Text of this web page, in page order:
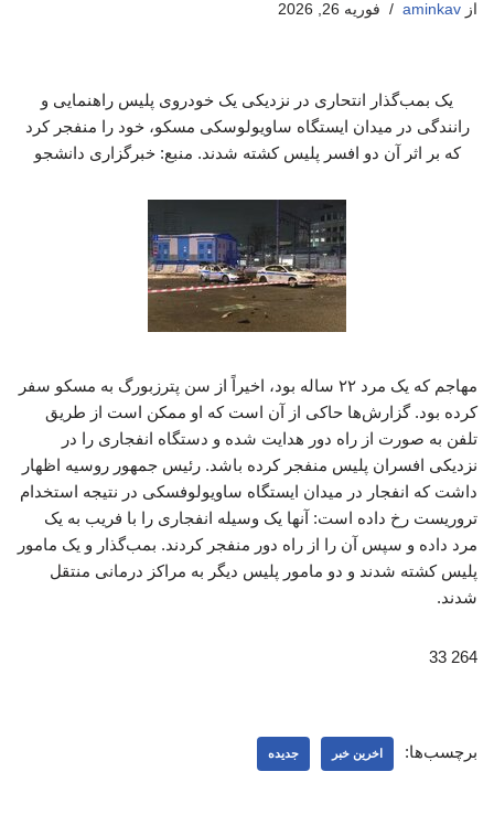
از aminkav فوریه 26, 2026
یک بمب‌گذار انتحاری در نزدیکی یک خودروی پلیس راهنمایی و
رانندگی در میدان ایستگاه ساویولوسکی مسکو، خود را منفجر کرد
که بر اثر آن دو افسر پلیس کشته شدند. منبع: خبرگزاری دانشجو
مهاجم که یک مرد ۲۲ ساله بود، اخیراً از سن پترزبورگ به مسکو سفر
کرده بود. گزارش‌ها حاکی از آن است که او ممکن است از طریق
تلفن به صورت از راه دور هدایت شده و دستگاه انفجاری را در
نزدیکی افسران پلیس منفجر کرده باشد. رئیس جمهور روسیه اظهار
داشت که انفجار در میدان ایستگاه ساویولوفسکی در نتیجه استخدام
تروریست رخ داده است: آنها یک وسیله انفجاری را با فریب به یک
مرد داده و سپس آن را از راه دور منفجر کردند. بمب‌گذار و یک مامور
پلیس کشته شدند و دو مامور پلیس دیگر به مراکز درمانی منتقل
شدند.
264 33
برچسب‌ها: اخرین خبر جدیده